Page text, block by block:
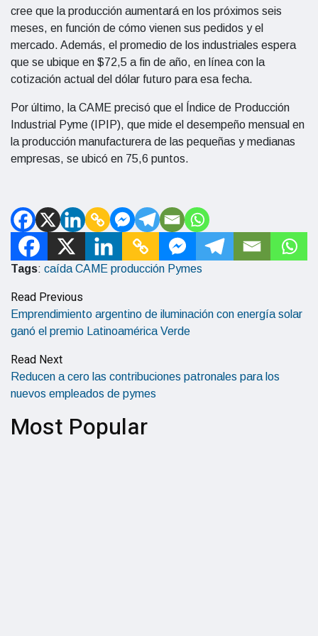
cree que la producción aumentará en los próximos seis
meses, en función de cómo vienen sus pedidos y el
mercado. Además, el promedio de los industriales espera
que se ubique en $72,5 a fin de año, en línea con la
cotización actual del dólar futuro para esa fecha.
Por último, la CAME precisó que el Índice de Producción
Industrial Pyme (IPIP), que mide el desempeño mensual en
la producción manufacturera de las pequeñas y medianas
empresas, se ubicó en 75,6 puntos.
Tags: caída CAME producción Pymes
Read Previous
Emprendimiento argentino de iluminación con energía solar
ganó el premio Latinoamérica Verde
Read Next
Reducen a cero las contribuciones patronales para los
nuevos empleados de pymes
Most Popular